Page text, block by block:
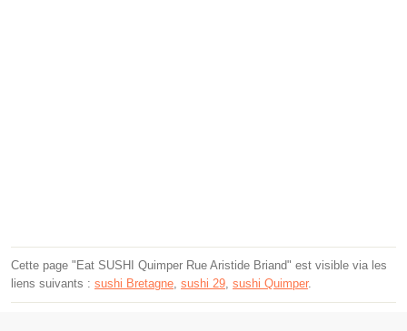
Cette page "Eat SUSHI Quimper Rue Aristide Briand" est visible via les
liens suivants : sushi Bretagne, sushi 29, sushi Quimper.